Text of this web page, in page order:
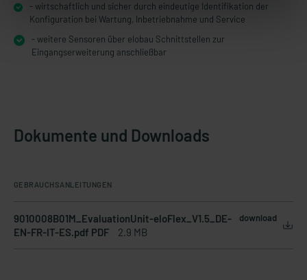
- wirtschaftlich und sicher durch eindeutige Identifikation der
Konfiguration bei Wartung, Inbetriebnahme und Service
- weitere Sensoren über elobau Schnittstellen zur
Eingangserweiterung anschließbar
Dokumente und Downloads
GEBRAUCHSANLEITUNGEN
9010008B01M_EvaluationUnit-eloFlex_V1.5_DE-
EN-FR-IT-ES.pdf PDF
2.9 MB
download